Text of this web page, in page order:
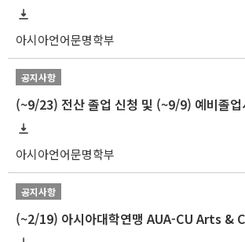
아시아언어문명학부
공지사항
(~9/23) 전산 졸업 신청 및 (~9/9) 예비졸업
아시아언어문명학부
공지사항